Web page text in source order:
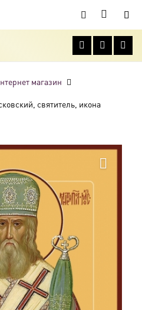
магазин
святитель, икона